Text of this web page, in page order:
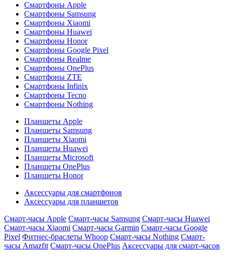
Смартфоны Apple
Смартфоны Samsung
Смартфоны Xiaomi
Смартфоны Huawei
Смартфоны Honor
Смартфоны Google Pixel
Смартфоны Realme
Смартфоны OnePlus
Смартфоны ZTE
Смартфоны Infinix
Смартфоны Tecno
Смартфоны Nothing
Планшеты Apple
Планшеты Samsung
Планшеты Xiaomi
Планшеты Huawei
Планшеты Microsoft
Планшеты OnePlus
Планшеты Honor
Аксессуары для смартфонов
Аксессуары для планшетов
Смарт-часы Apple Смарт-часы Samsung Смарт-часы Huawei
Смарт-часы Xiaomi Смарт-часы Garmin Смарт-часы Google
Pixel Фитнес-браслеты Whoop Смарт-часы Nothing Смарт-
часы Amazfit Смарт-часы OnePlus Аксессуары для смарт-часов